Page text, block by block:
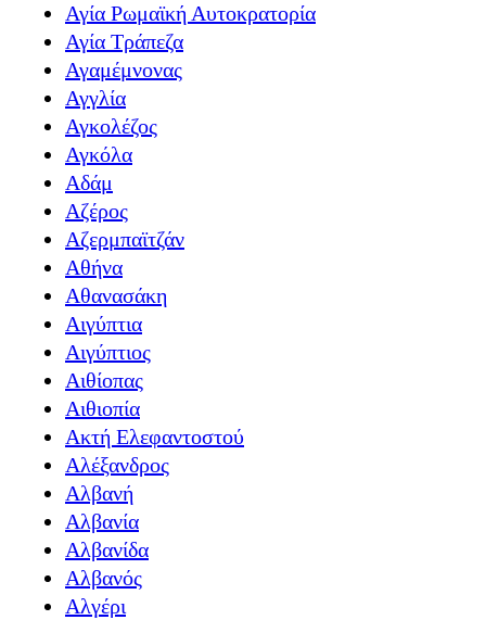
Αγία Ρωμαϊκή Αυτοκρατορία
Αγία Τράπεζα
Αγαμέμνονας
Αγγλία
Αγκολέζος
Αγκόλα
Αδάμ
Αζέρος
Αζερμπαϊτζάν
Αθήνα
Αθανασάκη
Αιγύπτια
Αιγύπτιος
Αιθίοπας
Αιθιοπία
Ακτή Ελεφαντοστού
Αλέξανδρος
Αλβανή
Αλβανία
Αλβανίδα
Αλβανός
Αλγέρι